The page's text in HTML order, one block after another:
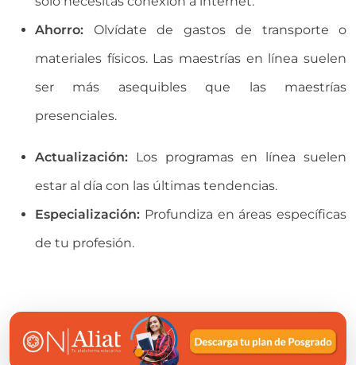
Ahorro: Olvídate de gastos de transporte o
materiales físicos. Las maestrías en línea suelen
ser más asequibles que las maestrías
presenciales.
Actualización: Los programas en línea suelen
estar al día con las últimas tendencias.
Especialización: Profundiza en áreas específicas
de tu profesión.